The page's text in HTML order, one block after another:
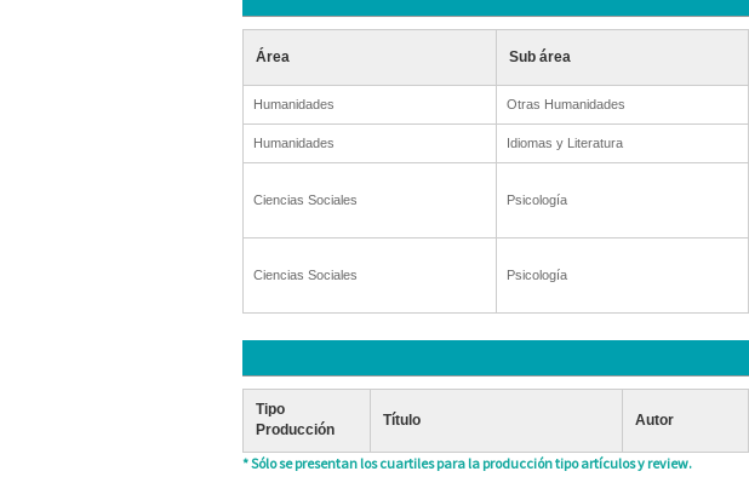
Área Sub área
Humanidades Otras Humanidades
Humanidades Idiomas y Literatura
Ciencias Sociales Psicología
Ciencias Sociales Psicología
Tipo
Producción
Título Autor
* Sólo se presentan los cuartiles para la producción tipo artículos y review.